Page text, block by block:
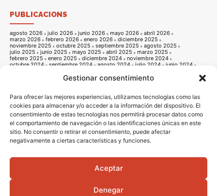
Gestionar consentimiento
Para ofrecer las mejores experiencias, utilizamos tecnologías como las
cookies para almacenar y/o acceder a la información del dispositivo. El
consentimiento de estas tecnologías nos permitirá procesar datos como
el comportamiento de navegación o las identificaciones únicas en este
sitio. No consentir o retirar el consentimiento, puede afectar
negativamente a ciertas características y funciones.
Aceptar
Denegar
PUBLICACIONS
agosto 2026 julio 2026 junio 2026 mayo 2026
abril 2026
marzo 2026
febrero 2026 enero 2026
diciembre 2025
noviembre 2025
octubre 2025 septiembre 2025
agosto 2025
julio 2025
junio 2025 mayo 2025 abril 2025
marzo 2025
febrero 2025
enero 2025 diciembre 2024
noviembre 2024
octubre 2024
septiembre 2024 agosto 2024 julio 2024
junio 2024
noviembre 2023 octubre 2023
septiembre 2023
noviembre 2022
octubre 2022 septiembre 2022
agosto 2022
julio 2022
junio 2022 mayo 2022 abril 2022
marzo 2022
febrero 2022
enero 2022 diciembre 2021
noviembre 2021
octubre 2021
septiembre 2021 agosto 2021 julio 2021
junio 2021
mayo 2021
abril 2021 marzo 2021 febrero 2021
enero 2021
diciembre 2020
noviembre 2020
agosto 2020
julio 2020 junio 2020 mayo 2020
abril 2020
marzo 2020
febrero 2020 enero 2020 diciembre 2019
diciembre 2018
noviembre 2018 octubre 2018
septiembre 2018
junio 2018 mayo 2018
diciembre 2017
septiembre 2017
septiembre 2016